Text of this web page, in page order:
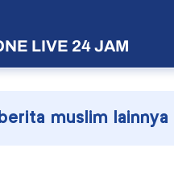
LIVE 24 JAM
muslim lainnya